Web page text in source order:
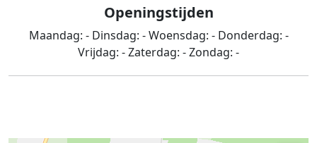
Openingstijden
Maandag: - Dinsdag: -Woensdag: - Donderdag: -
Vrijdag: -Zaterdag: -Zondag: -